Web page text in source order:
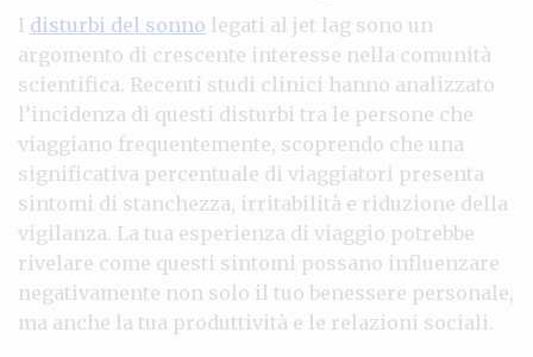
I disturbi del sonno legati al jet lag sono un
argomento di crescente interesse nella comunità
scientifica. Recenti studi clinici hanno analizzato
l’incidenza di questi disturbi tra le persone che
viaggiano frequentemente, scoprendo che una
significativa percentuale di viaggiatori presenta
sintomi di stanchezza, irritabilità e riduzione della
vigilanza. La tua esperienza di viaggio potrebbe
rivelare come questi sintomi possano influenzare
negativamente non solo il tuo benessere personale,
ma anche la tua produttività e le relazioni sociali.